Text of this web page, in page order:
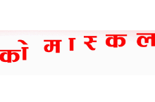
site